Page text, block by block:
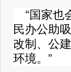
“国家也
民办公助
改制、公
环境。”